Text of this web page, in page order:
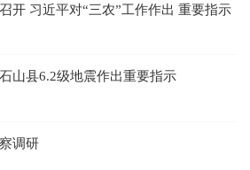
开 习近平对“三农”工作作出 重要指示
山县6.2级地震作出重要指示
调研